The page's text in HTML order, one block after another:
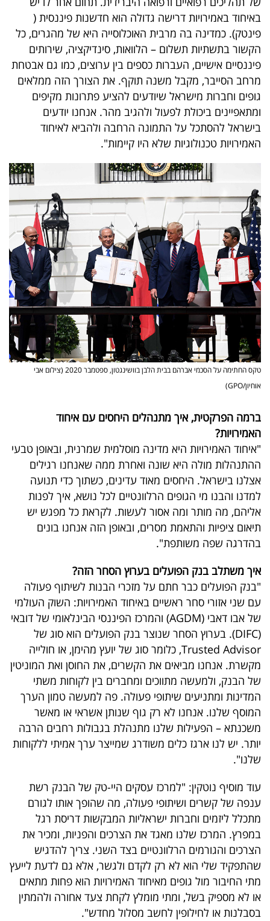
באיחוד באמירויות דרישה גדולה הוא חדשנות פיננסית (
פינטק). כמדינה בה מרבית האוכלוסייה היא של מהגרים, כל
הקשור בתשתיות תשלום – הלוואות, סינדיקציה, שירותים
פיננסיים אישיים, העברות כספים בין ערוצים, כמו גם אבטחת
מרחב הסייבר, מקבל משנה תוקף. את הצורך הזה ממלאים
גופים וחברות מישראל שיודעים להציע פתרונות מקיפים
ומתאפיינים ביכולת לפעול ולהגיב מהר. אנחנו יודעים
בישראל להסתכל על התמונה הרחבה ולהביא לאיחוד
האמירויות טכנולוגיות שלא היו קיימות".
טקס החתימה על הסכמי אברהם בבית הלבן בוושינגטון, ספטמבר 2020 (צילום אבי
אוחיון/GPO)
ברמה הפרקטית, איך מתנהלים היחסים עם איחוד
האמירויות?
"איחוד האמירויות היא מדינה מוסלמית שמרנית, ובאופן טבעי
ההתנהלות מולה היא שונה ואחרת ממה שאנחנו רגילים
אצלנו בישראל. היחסים מאוד עדינים, כשתוך כדי תנועה
למדנו והבנו מי הגופים הרלוונטיים לכל נושא, איך לפנות
אליהם, מה מותר ומה אסור לעשות. לקראת כל מפגש יש
תיאום ציפיות והתאמת מסרים, ובאופן הזה אנחנו בונים
בהדרגה שפה משותפת".
איך משתלב בנק הפועלים בערוץ הסחר הזה?
"בנק הפועלים כבר חתם על מזכרי הבנות לשיתוף פעולה
עם שני אזורי סחר ראשיים באיחוד האמירויות: השוק העולמי
של אבו דאבי (AGDM) והמרכז הפיננסי הבינלאומי של דובאי
(DIFC). בערוץ הסחר שנוצר בנק הפועלים הוא סוג של
Advisor
Trusted, כלומר סוג של יועץ מהימן, או חולייה
מקשרת. אנחנו מביאים את הקשרים, את החוסן ואת המוניטין
של הבנק, ולמעשה מתווכים ומחברים בין לקוחות משתי
המדינות ומתניעים שיתופי פעולה. פה למעשה טמון הערך
המוסף שלנו. אנחנו לא רק גוף שנותן אשראי או מאשר
משכנתא – הפעילות שלנו מתנהלת בגבולות רחבים הרבה
יותר. יש לנו ארגז כלים משודרג שמייצר ערך אמיתי ללקוחות
שלנו".
עוד מוסיף נוטקין: "למרכז עסקים היי-טק של הבנק רשת
ענפה של קשרים ושיתופי פעולה, מה שהופך אותו לגורם
מתכלל ליזמים וחברות ישראליות המבקשות דריסת רגל
במפרץ. המרכז שלנו מאגד את הצרכים והפניות, ומכיר את
הצרכים והגורמים הרלוונטיים בצד השני. צריך להדגיש
שהתפקיד שלי הוא לא רק לקדם ולגשר, אלא גם לדעת לייעץ
מתי החיבור מול גופים מאיחוד האמירויות הוא פחות מתאים
או לא מספיק בשל, ומתי מומלץ לקחת צעד אחורה ולהמתין
בסבלנות או לחילופין לחשב מסלול מחדש".